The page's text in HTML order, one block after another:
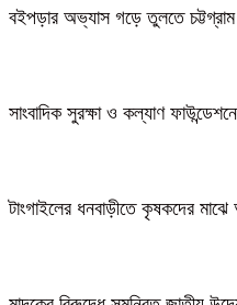
বইপড়ার অভ্যাস গড়ে তুলতে
সাংবাদিক সুরক্ষা ও কল্যাণ
টাংগাইলের ধনবাড়ীতে কৃষকদের